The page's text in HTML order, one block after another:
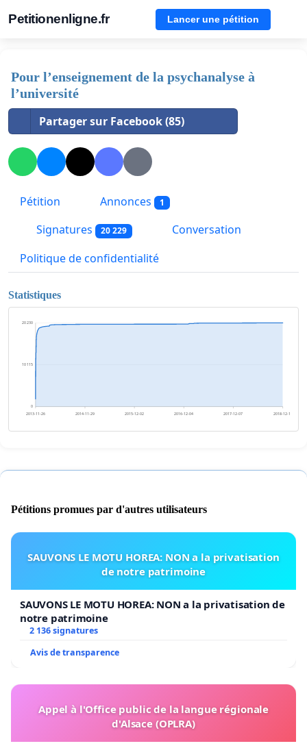
Petitionenligne.fr Lancer une pétition
Pour l’enseignement de la psychanalyse à
l’université
Partager sur Facebook (85)
Pétition Annonces 1
Signatures 20 229
Conversation
Politique de confidentialité
Statistiques
0
10 115
20 230
2013-11-26 2014-11-29 2015-12-02 2016-12-04 2017-12-07 2018-12-10
Pétitions promues par d'autres utilisateurs
SAUVONS LE MOTU HOREA: NON a la privatisation
de notre patrimoine
SAUVONS LE MOTU HOREA: NON a la privatisation de
notre patrimoine
2 136 signatures
Avis de transparence
Appel à l'Office public de la langue régionale
d'Alsace (OPLRA)